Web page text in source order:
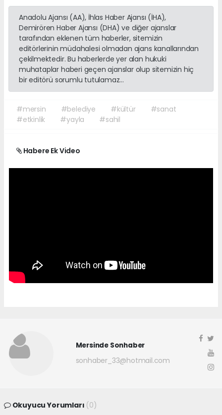
Anadolu Ajansı (AA), İhlas Haber Ajansı (İHA),
Demirören Haber Ajansı (DHA) ve diğer ajanslar
tarafından eklenen tüm haberler, sitemizin
editörlerinin müdahalesi olmadan ajans kanallarından
çekilmektedir. Bu haberlerde yer alan hukuki
muhataplar haberi geçen ajanslar olup sitemizin hiç
bir editörü sorumlu tutulamaz...
#mersin #belediye #kültür
#sanat
#etkinlik
#yayla #sahil
Habere Ek Video
Mersinde Sonhaber
sonhaber_33@hotmail.com
Okuyucu Yorumları (0)